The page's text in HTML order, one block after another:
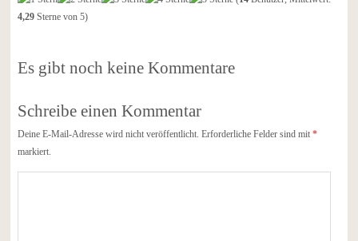
4,29Sterne von 5)
Es gibt noch keine Kommentare
Schreibe einen Kommentar
Deine E-Mail-Adresse wird nicht veröffentlicht. Erforderliche Felder sind mit *
markiert.